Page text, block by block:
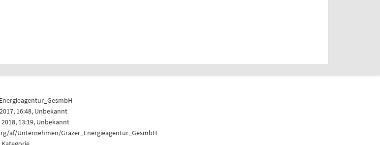
16:48, Unbekannt
13:19, Unbekannt
af/Unternehmen/Grazer_Energieagentur_GesmbH